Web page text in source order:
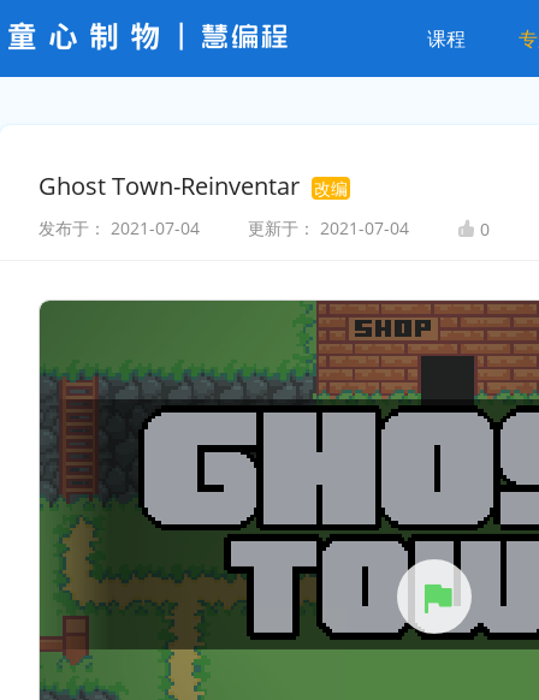
课程
Ghost Town-Reinventar
改编
发布于： 2021-07-04 更新于： 2021-07-04 0